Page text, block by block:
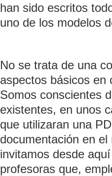
han sido escritos
uno de los modelos
No se trata de una
aspectos básicos en
Somos conscientes
existentes, en unos
que utilizaran una
documentación en
invitamos desde
profesoras que,